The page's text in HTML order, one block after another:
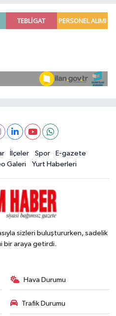
İlçeler Spor
E-gazete
Galeri Yurt Haberleri
sizleri buluştururken, sadelik
bir araya getirdi.
Hava Durumu
Trafik Durumu